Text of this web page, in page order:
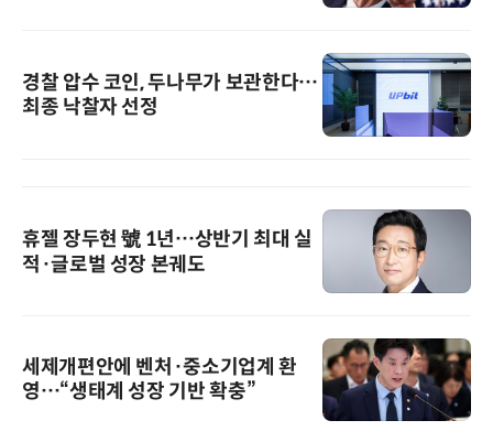
경찰 압수 코인, 두나무가 보관한다…
최종 낙찰자 선정
휴젤 장두현 號 1년…상반기 최대 실
적·글로벌 성장 본궤도
세제개편안에 벤처·중소기업계 환
영…“생태계 성장 기반 확충”